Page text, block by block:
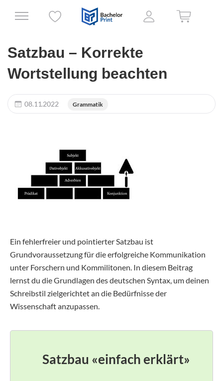
Satzbau – Korrekte
Wortstellung beachten
08.11.2022 Grammatik
Ein fehlerfreier und pointierter Satzbau ist
Grundvoraussetzung für die erfolgreiche Kommunikation
unter Forschern und Kommilitonen. In diesem Beitrag
lernst du die Grundlagen des deutschen Syntax, um deinen
Schreibstil zielgerichtet an die Bedürfnisse der
Wissenschaft anzupassen.
Satzbau «einfach erklärt»